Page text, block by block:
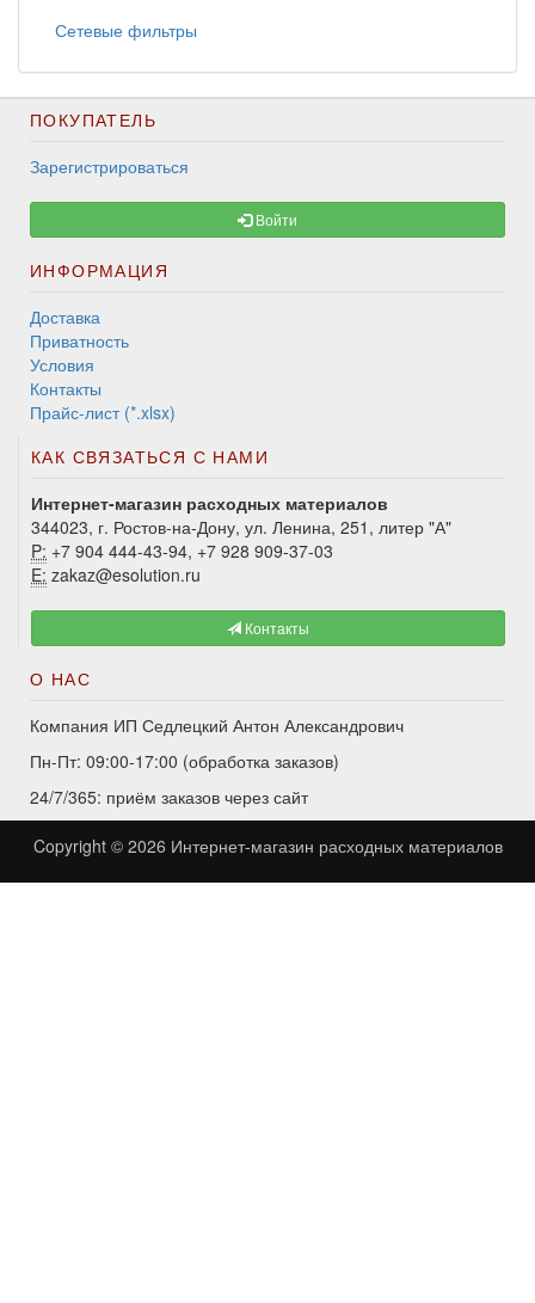
Сетевые фильтры
ПОКУПАТЕЛЬ
Зарегистрироваться
Войти
ИНФОРМАЦИЯ
Доставка
Приватность
Условия
Контакты
Прайс-лист (*.xlsx)
КАК СВЯЗАТЬСЯ С НАМИ
Интернет-магазин расходных материалов
344023, г. Ростов-на-Дону, ул. Ленина, 251, литер "А"
P: +7 904 444-43-94, +7 928 909-37-03
E: zakaz@esolution.ru
Контакты
О НАС
Компания ИП Седлецкий Антон Александрович
Пн-Пт: 09:00-17:00 (обработка заказов)
24/7/365: приём заказов через сайт
Copyright © 2026 Интернет-магазин расходных материалов